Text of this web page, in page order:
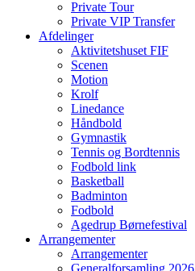
Private Tour
Private VIP Transfer
Afdelinger
Aktivitetshuset FIF
Scenen
Motion
Krolf
Linedance
Håndbold
Gymnastik
Tennis og Bordtennis
Fodbold link
Basketball
Badminton
Fodbold
Agedrup Børnefestival
Arrangementer
Arrangementer
Generalforsamling 2026